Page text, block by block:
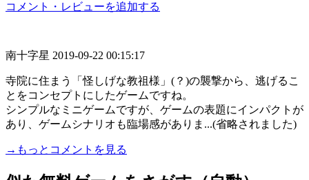
コメント・レビューを追加する
南十字星 2019-09-22 00:15:17
寺院に住まう「怪しげな教祖様」(？)の襲撃から、逃げるこ
とをコンセプトにしたゲームですね。
シンプルなミニゲームですが、ゲームの表題にインパクトが
あり、ゲームシナリオも臨場感がありま...(省略されました)
→もっとコメントを見る